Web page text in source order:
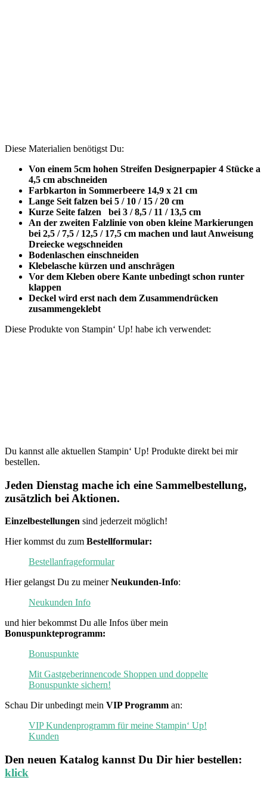
Diese Materialien benötigst Du:
Von einem 5cm hohen Streifen Designerpapier 4 Stücke a
4,5 cm abschneiden
Farbkarton in Sommerbeere 14,9 x 21 cm
Lange Seit falzen bei 5 / 10 / 15 / 20 cm
Kurze Seite falzen
bei 3 / 8,5 / 11 / 13,5 cm
An der zweiten Falzlinie von oben kleine Markierungen
bei 2,5 / 7,5 / 12,5 / 17,5 cm machen und laut Anweisung
Dreiecke wegschneiden
Bodenlaschen einschneiden
Klebelasche kürzen und anschrägen
Vor dem Kleben obere Kante unbedingt schon runter
klappen
Deckel wird erst nach dem Zusammendrücken
zusammengeklebt
Diese Produkte von Stampin‘ Up! habe ich verwendet:
Du kannst alle aktuellen Stampin‘ Up! Produkte direkt bei mir
bestellen.
Jeden Dienstag mache ich eine Sammelbestellung,
zusätzlich bei Aktionen.
Einzelbestellungen sind jederzeit möglich!
Hier kommst du zum Bestellformular:
Bestellanfrageformular
Hier gelangst Du zu meinerNeukunden-Info:
Neukunden Info
und hier bekommst Du alle Infos über mein
Bonuspunkteprogramm:
Bonuspunkte
Mit Gastgeberinnencode Shoppen und doppelte
Bonuspunkte sichern!
Schau Dir unbedingt mein VIP Programm an:
VIP Kundenprogramm für meine Stampin‘ Up!
Kunden
Den neuen Katalog kannst Du Dir hier bestellen:
klick